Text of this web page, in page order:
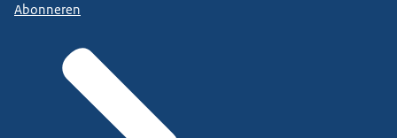
Abonneren